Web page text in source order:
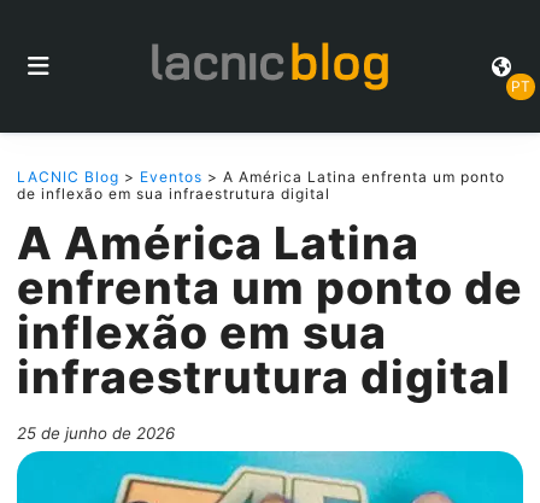
PT
LACNIC Blog > Eventos > A América Latina enfrenta um ponto
de inflexão em sua infraestrutura digital
A América Latina
enfrenta um ponto de
inflexão em sua
infraestrutura digital
25 de junho de 2026